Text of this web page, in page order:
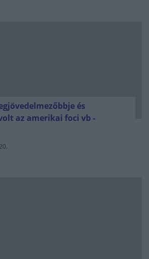
és
az amerikai foci vb -